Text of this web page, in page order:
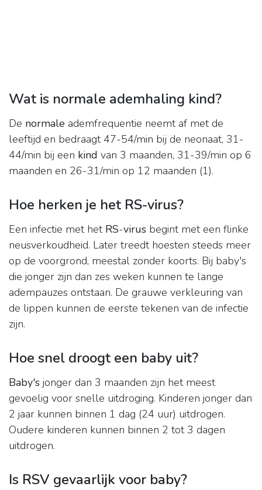
Wat is normale ademhaling kind?
De normale ademfrequentie neemt af met de
leeftijd en bedraagt 47-54/min bij de neonaat, 31-
44/min bij een kind van 3 maanden, 31-39/min op 6
maanden en 26-31/min op 12 maanden (1).
Hoe herken je het RS-virus?
Een infectie met het RS-virus begint met een flinke
neusverkoudheid. Later treedt hoesten steeds meer
op de voorgrond, meestal zonder koorts. Bij baby's
die jonger zijn dan zes weken kunnen te lange
adempauzes ontstaan. De grauwe verkleuring van
de lippen kunnen de eerste tekenen van de infectie
zijn.
Hoe snel droogt een baby uit?
Baby's jonger dan 3 maanden zijn het meest
gevoelig voor snelle uitdroging. Kinderen jonger dan
2 jaar kunnen binnen 1 dag (24 uur) uitdrogen.
Oudere kinderen kunnen binnen 2 tot 3 dagen
uitdrogen.
Is RSV gevaarlijk voor baby?